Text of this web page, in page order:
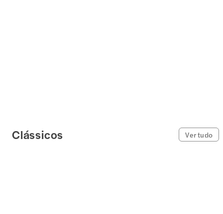
Clássicos Ver tudo